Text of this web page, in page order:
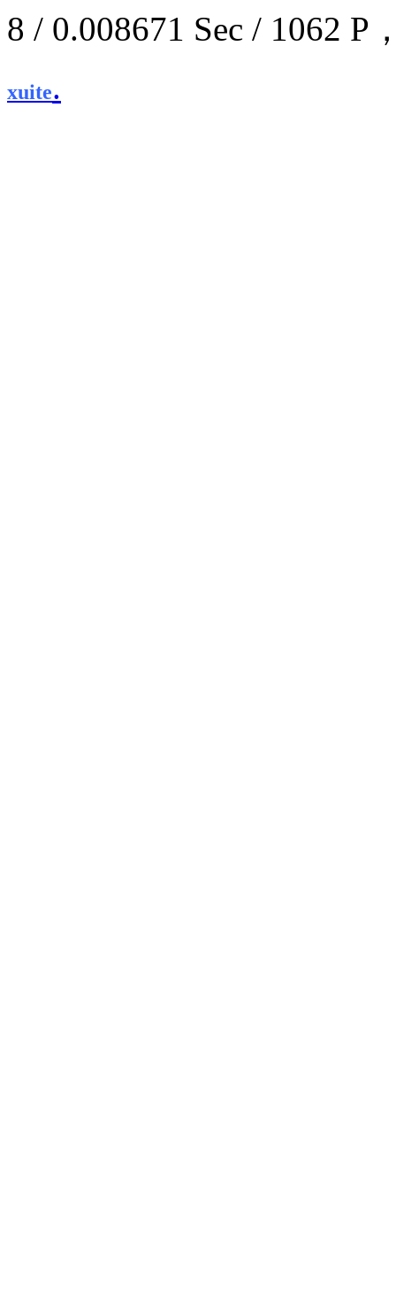
8 / 0.008671 Sec / 1062
xuite.